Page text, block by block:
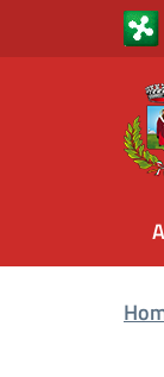
Vai al